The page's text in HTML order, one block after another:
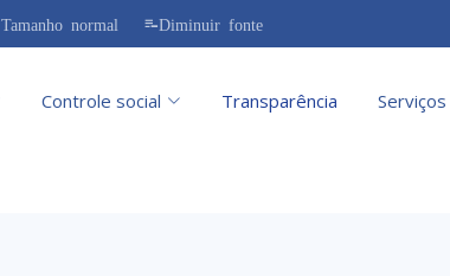
Tamanho normal Diminuir fonte
Controle social Transparência